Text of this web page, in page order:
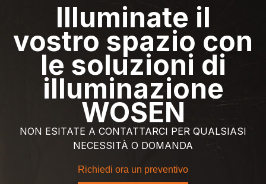
Illuminate il
vostro spazio con
le soluzioni di
illuminazione
WOSEN
NON ESITATE A CONTATTARCI PER QUALSIASI
NECESSITÀ O DOMANDA
Richiedi ora un preventivo